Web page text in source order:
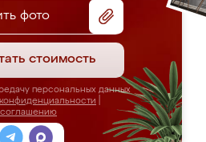
фото
стоимость
персональных данных
соглашению